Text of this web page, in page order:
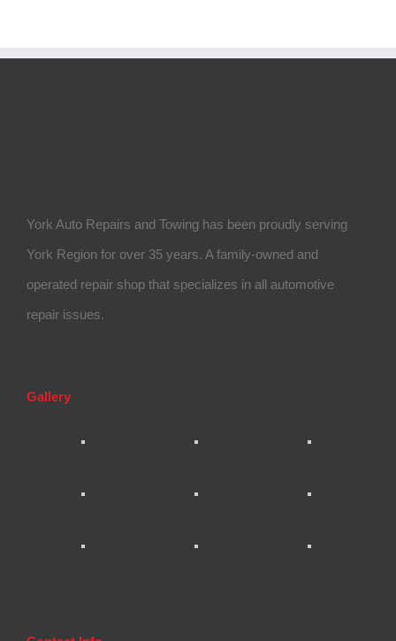
York Auto Repairs and Towing has been proudly serving
York Region for over 35 years. A family-owned and
operated repair shop that specializes in all automotive
repair issues.
Gallery